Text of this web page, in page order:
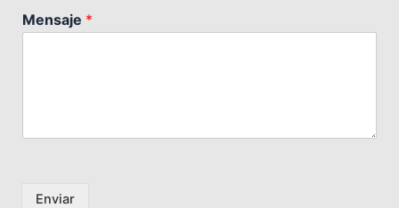
Mensaje *
Enviar